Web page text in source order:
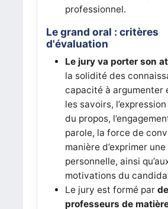
professionnel.
Le grand oral : critères
d'évaluation
Le jury va porter son
la solidité des
capacité à argumenter
les savoirs,
du propos,
parole, la force de
manière d’exprimer
personnelle, ainsi
motivations du
Le jury est formé par
professeurs de